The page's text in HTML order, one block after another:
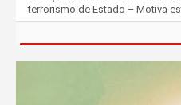
terrorismo de Estado – Motiva